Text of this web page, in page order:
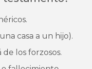
casa a un hijo).
los forzosos.